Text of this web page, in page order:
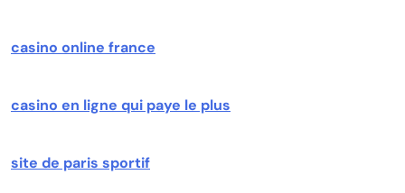
casino online france
casino en ligne qui paye le plus
site de paris sportif